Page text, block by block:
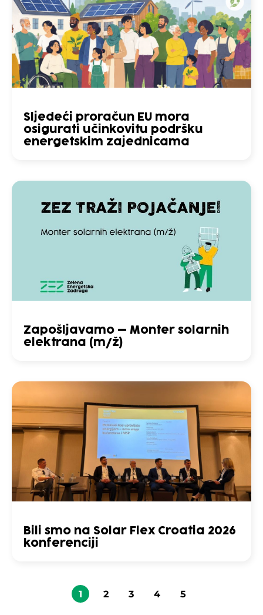
Sljedeći proračun EU mora
osigurati učinkovitu podršku
energetskim zajednicama
Zapošljavamo – Monter solarnih
elektrana (m/ž)
Bili smo na Solar Flex Croatia 2026
konferenciji
1 2 3 4 5